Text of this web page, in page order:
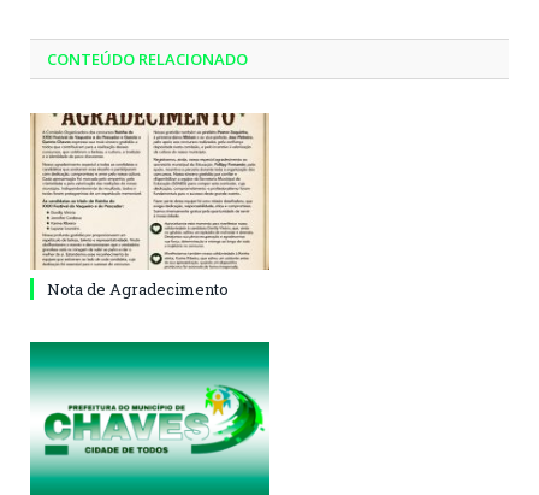
CONTEÚDO RELACIONADO
Nota de Agradecimento